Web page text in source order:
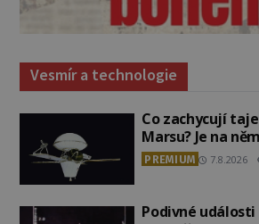
Vesmír a technologie
Co zachycují
Marsu? Je na
PREMIUM 7.8.2026
Podivné události